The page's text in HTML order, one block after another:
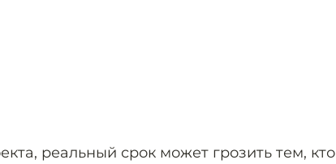
реальный срок может грозить тем, кто